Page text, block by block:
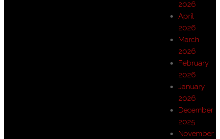
2026
April
2026
March
2026
February
2026
January
2026
December
2025
November